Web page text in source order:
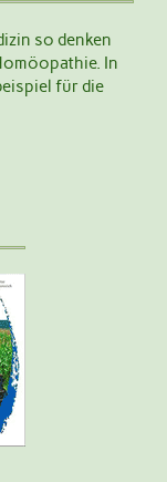
so denken
In
für die